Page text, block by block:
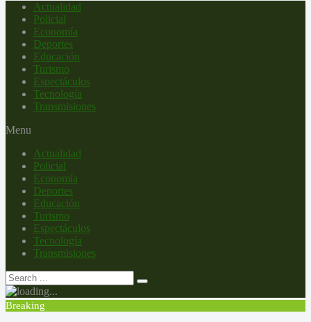
Actualidad
Policial
Economía
Deportes
Educación
Turismo
Espectáculos
Tecnología
Transmisiones
Menu
Actualidad
Policial
Economía
Deportes
Educación
Turismo
Espectáculos
Tecnología
Transmisiones
Breaking